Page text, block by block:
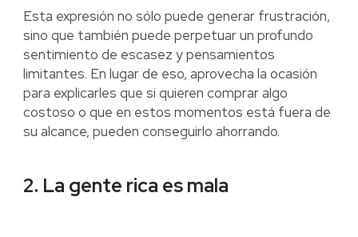
Esta expresión no sólo puede generar frustración,
sino que también puede perpetuar un profundo
sentimiento de escasez y pensamientos
limitantes. En lugar de eso, aprovecha la ocasión
para explicarles que si quieren comprar algo
costoso o que en estos momentos está fuera de
su alcance, pueden conseguirlo ahorrando.
2. La gente rica es mala